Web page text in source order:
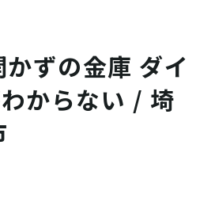
ずの金庫 ダイ
からない / 埼